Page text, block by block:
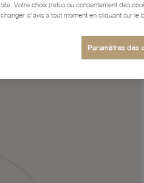
site. Votre choix (refus ou consentement des
changer d'avis à tout moment en cliquant sur
Paramètres des